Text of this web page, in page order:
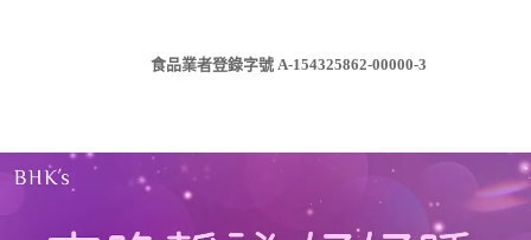
食品業者登錄字號 A-154325862-00000-3